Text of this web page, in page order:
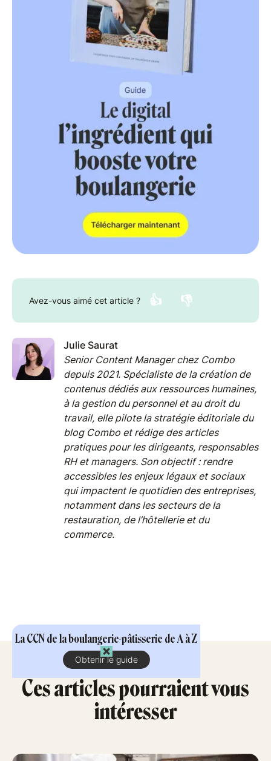
La CCN de la boulangerie-pâtisserie de A à Z
Obtenir le guide
Avez-vous aimé cet article ? 👍 👎
Julie Saurat
Senior Content Manager chez Combo
depuis 2021. Spécialiste de la création de
contenus dédiés aux ressources humaines,
à la gestion du personnel et au droit du
travail, elle pilote la stratégie éditoriale du
blog Combo et rédige des articles
pratiques pour les dirigeants, responsables
RH et managers. Son objectif : rendre
accessibles les enjeux légaux et sociaux
qui impactent le quotidien des entreprises,
notamment dans les secteurs de la
restauration, de l’hôtellerie et du
commerce.
Ces articles pourraient vous
intéresser